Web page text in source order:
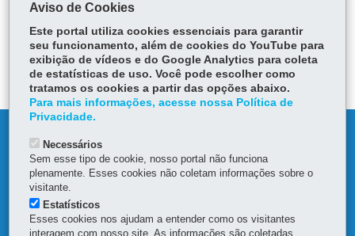
ÓRGÃO RESPONSÁVEL
DEIXE SUA OPINIÃO
MAPA DO SITE
OUVIDORIA
Aviso de Cookies
Este portal utiliza cookies essenciais para garantir
seu funcionamento, além de cookies do YouTube para
exibição de vídeos e do Google Analytics para coleta
de estatísticas de uso. Você pode escolher como
tratamos os cookies a partir das opções abaixo.
Para mais informações, acesse nossa Política de
Privacidade.
Necessários
Sem esse tipo de cookie, nosso portal não funciona
plenamente. Esses cookies não coletam informações sobre o
visitante.
Estatísticos
Esses cookies nos ajudam a entender como os visitantes
interagem com nosso site. As informações são coletadas